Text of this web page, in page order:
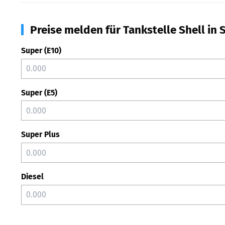
Preise melden für Tankstelle Shell in
Super (E10)
Super (E5)
Super Plus
Diesel